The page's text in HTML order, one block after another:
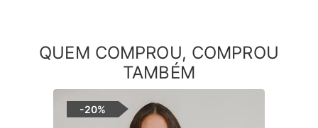
QUEM COMPROU, COMPROU
TAMBÉM
-20%